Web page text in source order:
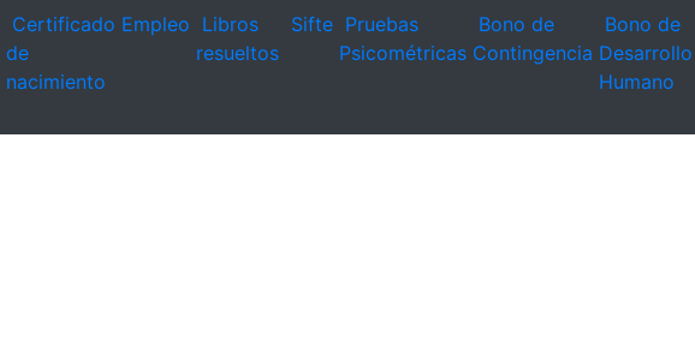
Certificado
de
nacimiento
Empleo Libros
resueltos
Sifte Pruebas
Psicométricas
Bono de
Contingencia
Bono de
Desarrollo
Humano